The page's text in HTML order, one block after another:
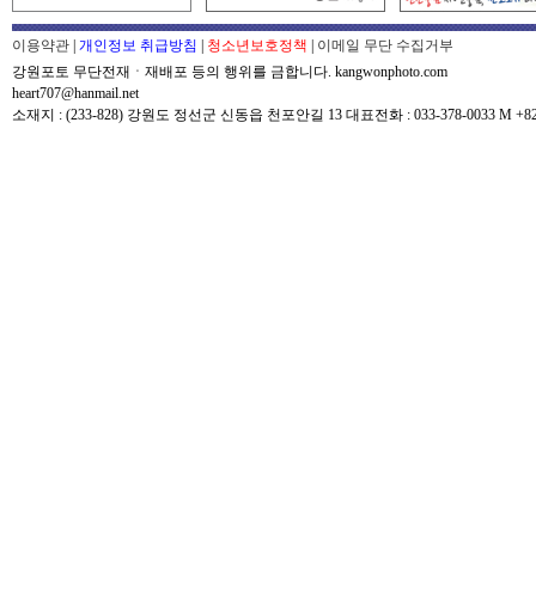
이용약관 개인정보 취급방침 청소년보호정책
이메일 무단 수집거부
강원포토 무단전재ㆍ재배포 등의 행위를 금합니다. kangwonphoto.com
heart707@hanmail.net
소재지 : (233-828) 강원도 정선군 신동읍 천포안길 13 대표전화 : 033-378-0033 M